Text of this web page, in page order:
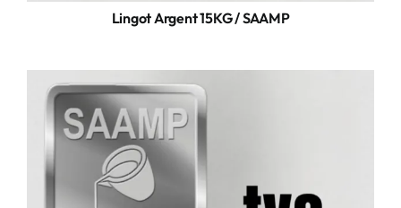
Lingot Argent 15KG / SAAMP